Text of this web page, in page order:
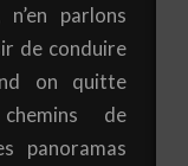
parlons
de conduire
on quitte
de
panoramas